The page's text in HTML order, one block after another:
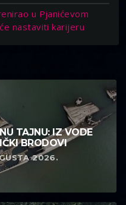
u Pjanićevom
nastaviti karijeru
TAJNU: IZ VODE
BRODOVI
2026.